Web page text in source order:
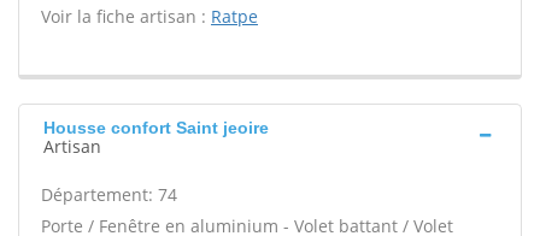
Voir la fiche artisan : Ratpe
Housse confort Saint jeoire
Artisan
Département: 74
Porte / Fenêtre en aluminium - Volet battant / Volet